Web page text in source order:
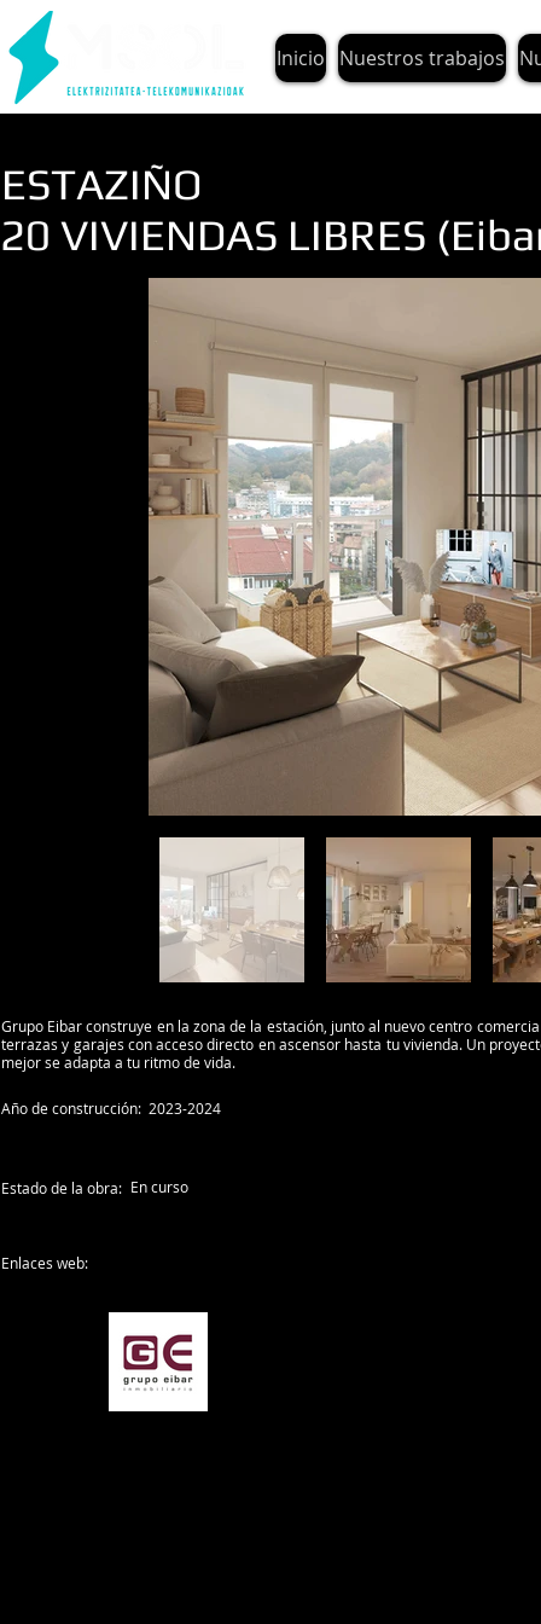
Inicio Nuestros trabajos
ESTAZIÑO
20 VIVIENDAS LIBRES
Grupo Eibar construye en la zona de la estación, junto al nuevo centro
terrazas y garajes con acceso directo en ascensor hasta tu vivienda. Un
mejor se adapta a tu ritmo de vida.
2023-2024
Año de construcción:
Estado de la obra: En curso
Enlaces web: